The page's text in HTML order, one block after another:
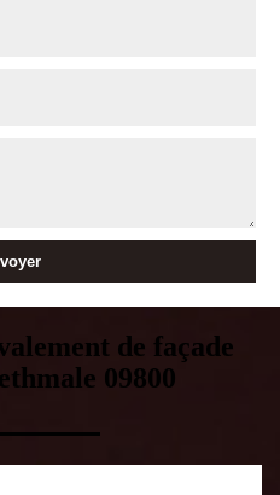
de façade
09800